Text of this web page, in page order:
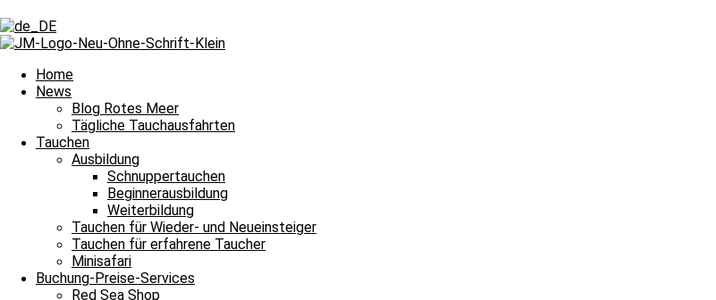
Home
News
Blog Rotes Meer
Tägliche Tauchausfahrten
Tauchen
Ausbildung
Schnuppertauchen
Beginnerausbildung
Weiterbildung
Tauchen für Wieder- und Neueinsteiger
Tauchen für erfahrene Taucher
Minisafari
Buchung-Preise-Services
Red Sea Shop
Schlagwort: Moses Seezunge
Schlagwort: Moses Seezunge
Tägliche Tauchausfahrten
Unsere Welt unter Wasser
Bitte einmal aktualisieren, um den Inhalt richtig anzuzeigen Unsere Welt unter Wasser und damit heißt es: Leinen los für unsere
Weiterlesen »
21. September 2025Keine Kommentare
Impressum
Datenschutz